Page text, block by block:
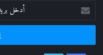
أدخل
بريدك
الإلكتروني